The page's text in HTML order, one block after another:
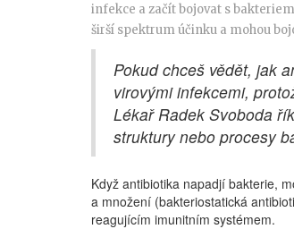
infekce a začít bojovat s
širší spektrum účinku a mohou
Pokud chceš vědět, jak
virovými infekcemi,
Lékař Radek Svoboda
struktury nebo procesy
Když antibiotika napadjí bakterie,
a množení (bakteriostatická
reagujícím imunitním systémem.